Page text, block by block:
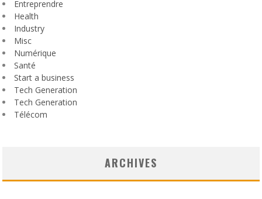
Entreprendre
Health
Industry
Misc
Numérique
Santé
Start a business
Tech Generation
Tech Generation
Télécom
ARCHIVES